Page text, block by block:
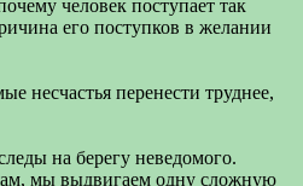
человек поступает так
его поступков в желании
несчастья перенести труднее,
на берегу неведомого.
мы выдвигаем одну сложную